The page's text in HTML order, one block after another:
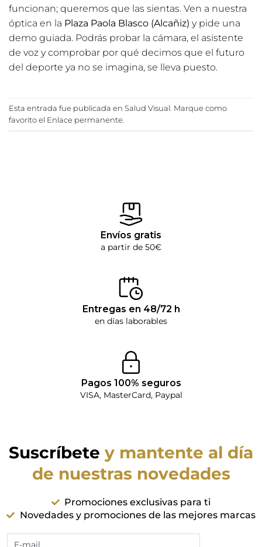
funcionan; queremos que las sientas. Ven a nuestra
óptica en la Plaza Paola Blasco (Alcañiz) y pide una
demo guiada. Podrás probar la cámara, el asistente
de voz y comprobar por qué decimos que el futuro
del deporte ya no se imagina, se lleva puesto.
Esta entrada fue publicada en Salud Visual . Marque como
favorito el Enlace permanente
Envíos gratis
a partir de 50€
Entregas en 48/72 h
en días laborables
Pagos 100% seguros
VISA, MasterCard, Paypal
Suscríbete y mantente al día
de nuestras novedades
Promociones exclusivas para ti
Novedades y promociones de las mejores marcas